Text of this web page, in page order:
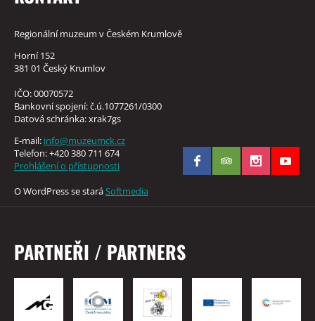
Regionální muzeum v Českém Krumlově
Horní 152
381 01 Český Krumlov
IČO: 00070572
Bankovní spojení: č.ú.1077261/0300
Datová schránka: xrak7gs
E-mail: info@muzeumck.cz
Telefon: +420 380 711 674
Prohlášení o přístupnosti
O WordPress se staráSoftmedia
PARTNEŘI / PARTNERS